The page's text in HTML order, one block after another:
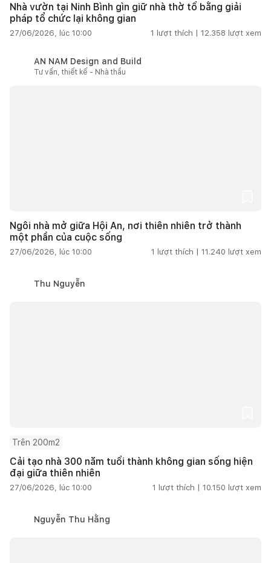
Nhà vườn tại Ninh Bình gìn giữ nhà thờ tổ bằng giải
pháp tổ chức lại không gian
27/06/2026, lúc 10:00 1 lượt thích | 12.358 lượt xem
AN NAM Design and Build
Tư vấn, thiết kế - Nhà thầu
Ngôi nhà mở giữa Hội An, nơi thiên nhiên trở thành
một phần của cuộc sống
27/06/2026, lúc 10:00 1 lượt thích | 11.240 lượt xem
Thu Nguyễn
Trên 200m2
Cải tạo nhà 300 năm tuổi thành không gian sống hiện
đại giữa thiên nhiên
27/06/2026, lúc 10:00 1 lượt thích | 10.150 lượt xem
Nguyễn Thu Hằng